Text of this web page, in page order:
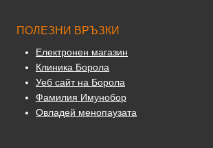
ПОЛЕЗНИ ВРЪЗКИ
Електронен магазин
Клиника Борола
Уеб сайт на Борола
Фамилия Имунобор
Овладей менопаузата